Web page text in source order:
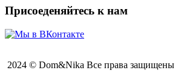
Присоеденяйтесь к нам
2024 © Dom&Nika Все права защищены